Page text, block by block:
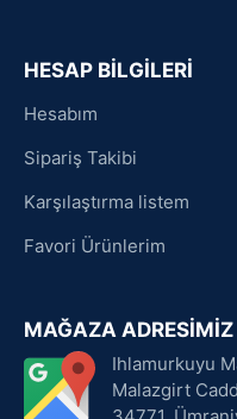
HESAP BİLGİLERİ
Hesabım
Sipariş Takibi
Karşılaştırma listem
Favori Ürünlerim
MAĞAZA ADRESİMİZ
Ihlamurkuyu
Malazgirt